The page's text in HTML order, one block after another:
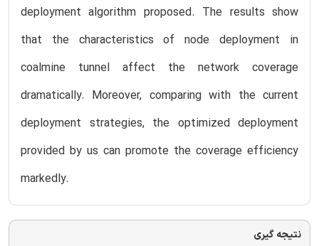
deployment algorithm proposed. The results show
that the characteristics of node deployment in
coalmine tunnel affect the network coverage
dramatically. Moreover, comparing with the current
deployment strategies, the optimized deployment
provided by us can promote the coverage efficiency
markedly.
نتیجه گیری